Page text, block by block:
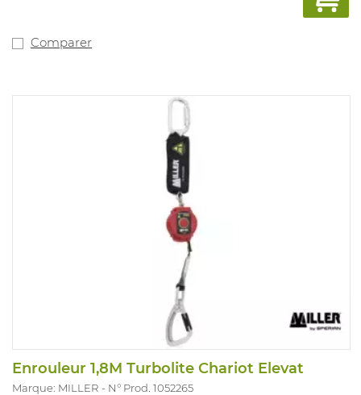
Comparer
Enrouleur 1,8M Turbolite Chariot Elevat
Marque: MILLER N° Prod. 1052265